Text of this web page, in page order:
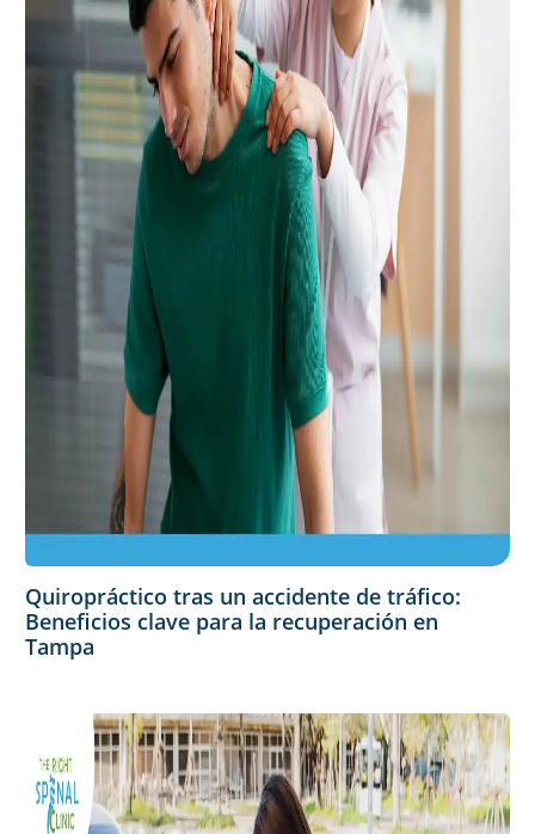
Quiropráctico tras un accidente de tráfico:
Beneficios clave para la recuperación en
Tampa